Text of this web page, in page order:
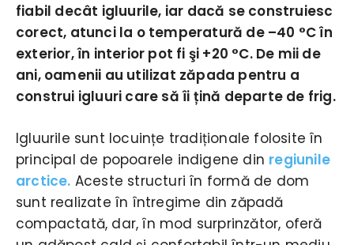
fiabil decât igluurile, iar dacă se construiesc
corect, atunci la o temperatură de –40 °C în
exterior, în interior pot fi şi +20 °C. De mii de
ani, oamenii au utilizat zăpada pentru a
construi igluuri care să îi țină departe de frig.
Igluurile sunt locuințe tradiționale folosite în
principal de popoarele indigene din regiunile
arctice. Aceste structuri în formă de dom
sunt realizate în întregime din zăpadă
compactată, dar, în mod surprinzător, oferă